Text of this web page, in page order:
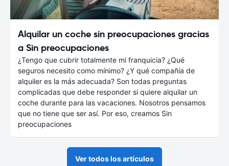
Alquilar un coche sin preocupaciones gracias
a Sin preocupaciones
¿Tengo que cubrir totalmente mi franquicia? ¿Qué
seguros necesito como mínimo? ¿Y qué compañía de
alquiler es la más adecuada? Son todas preguntas
complicadas que debe responder si quiere alquilar un
coche durante para las vacaciones. Nosotros pensamos
que no tiene que ser así. Por eso, creamos Sin
preocupaciones
Ver todos los artículos